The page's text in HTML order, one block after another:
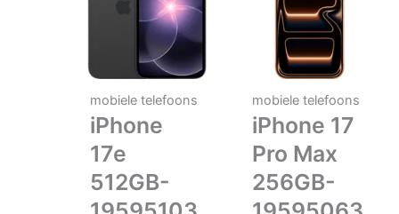
mobiele telefoons
iPhone
17e
512GB-
mobiele telefoons
iPhone 17
Pro Max
256GB-